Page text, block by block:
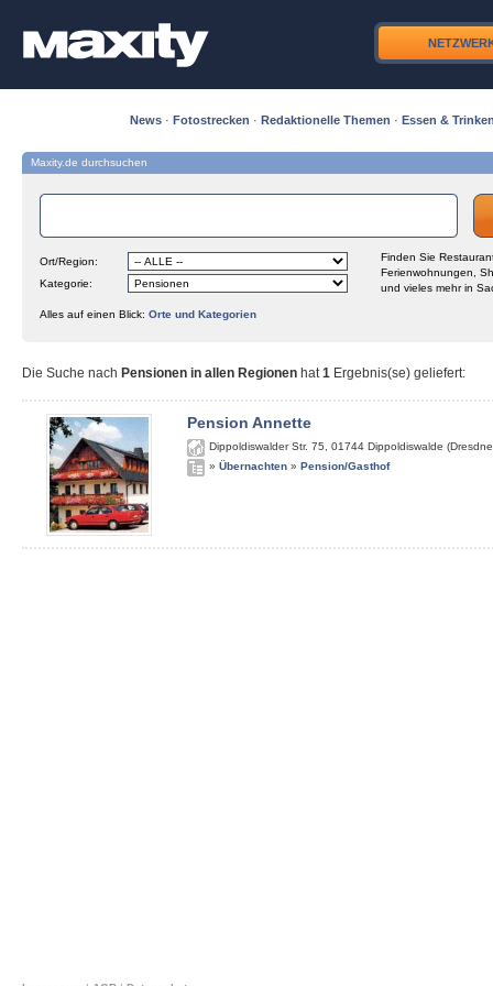
News · Fotostrecken · Redaktionelle Themen · Essen &
Maxity.de durchsuchen
Ort/Region:
Kategorie:
Finden Sie
Ferienwohnungen,
und vieles mehr in
Alles auf einen Blick: Orte und Kategorien
Die Suche nach Pensionen in allen Regionen hat1 Ergebnis(se) geliefert:
Pension Annette
Dippoldiswalder Str. 75 01744 Dippoldiswalde
» Übernachten » Pension/Gasthof